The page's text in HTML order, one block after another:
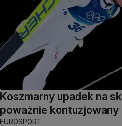
Koszmarny upadek na
poważnie kontuzjowany
EUROSPORT